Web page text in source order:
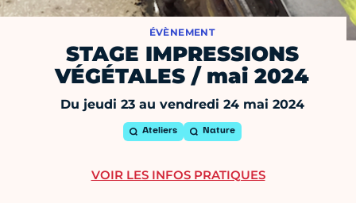
ÉVÈNEMENT
STAGE IMPRESSIONS
VÉGÉTALES / mai 2024
Du jeudi 23 au vendredi 24 mai 2024
Ateliers Nature
VOIR LES INFOS PRATIQUES